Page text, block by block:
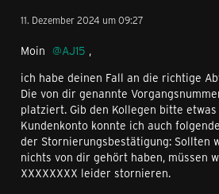
11. Dezember 2024 um 09:27
Moin AJ15 ,
ich habe deinen Fall an die richtige
Die von dir genannte
platziert. Gib den Kollegen bitte
Kundenkonto konnte ich auch
der Stornierungsbestätigung: Sollten
nichts von dir gehört haben, müssen
XXXXXXXX leider stornieren.